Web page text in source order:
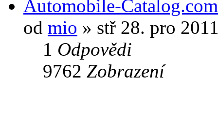
Automobile-Catalog.com
od mio » stř 28. pro
1 Odpovědi
9762 Zobrazení